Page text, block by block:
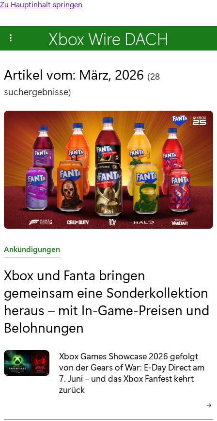
Zu Hauptinhalt springen
Xbox Wire DACH
Artikel vom: März, 2026 (28
suchergebnisse)
K
t
g
o
r
e
:
Ankündigungen
Xbox und Fanta bringen
gemeinsam eine Sonderkollektion
heraus – mit In-Game-Preisen und
Belohnungen
Xbox Games Showcase 2026 gefolgt
von der Gears of War: E-Day Direct am
7. Juni – und das Xbox Fanfest kehrt
zurück